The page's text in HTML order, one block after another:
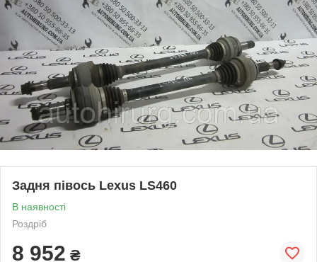
Задня півось Lexus LS460
В наявності
Роздріб
8 952 ₴